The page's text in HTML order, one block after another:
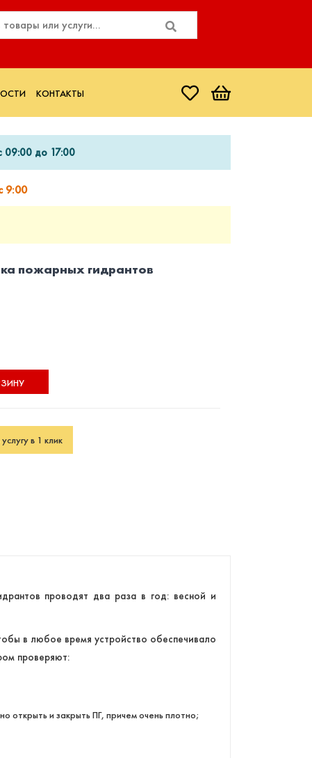
КОНТАКТЫ
09:00 до 17:00
9:00
пожарных гидрантов
в 1 клик
проводят два раза в год: весной и
в любое время устройство обеспечивало
проверяют:
открыть и закрыть ПГ, причем очень плотно;